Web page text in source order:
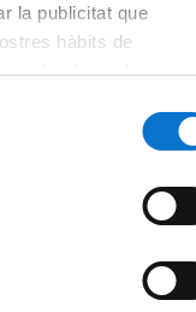
la publicitat que
hàbits de
sobre les galetes